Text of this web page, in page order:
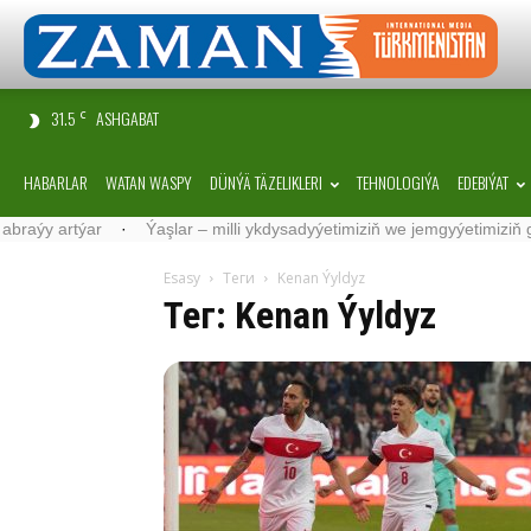
31.5 C ASHGABAT
HABARLAR WATAN WASPY DÜNÝÄ TÄZELIKLERI TEHNOLOGIÝA EDEBIÝAT
· Ýaşlar – milli ykdysadyýetimiziň we jemgyýetimiziň geljegi
Esasy Теги Kenan Ýyldyz
Тег: Kenan Ýyldyz